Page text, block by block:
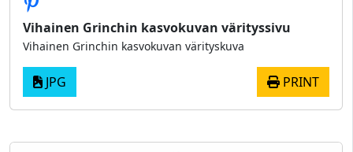
Vihainen Grinchin kasvokuvan värityssivu
Vihainen Grinchin kasvokuvan värityskuva
JPG PRINT